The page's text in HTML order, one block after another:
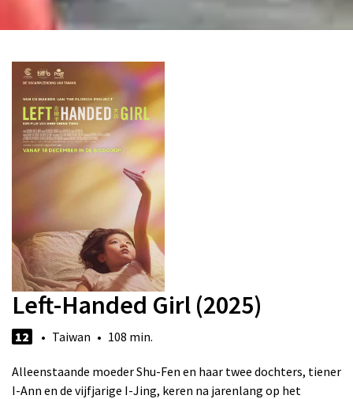
Left-Handed Girl (2025)
12 • Taiwan • 108 min.
Alleenstaande moeder Shu-Fen en haar twee dochters, tiener
I-Ann en de vijfjarige I-Jing, keren na jarenlang op het